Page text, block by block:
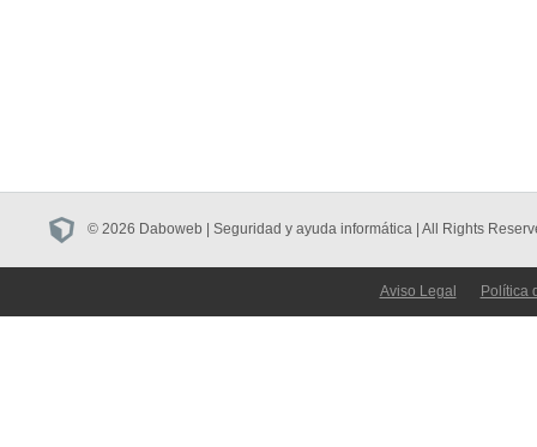
© 2026 Daboweb | Seguridad y ayuda informática | All Rights
Aviso Legal Política